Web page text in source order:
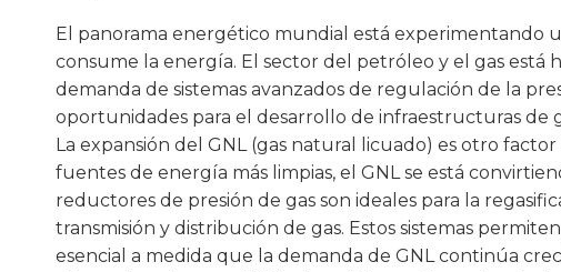
El panorama energético mundial está experimentando
consume la energía. El sector del petróleo y el gas está
demanda de sistemas avanzados de regulación de la
oportunidades para el desarrollo de infraestructuras de
La expansión del GNL (gas natural licuado) es otro
fuentes de energía más limpias, el GNL se está
reductores de presión de gas son ideales para la
transmisión y distribución de gas. Estos sistemas
esencial a medida que la demanda de GNL continúa